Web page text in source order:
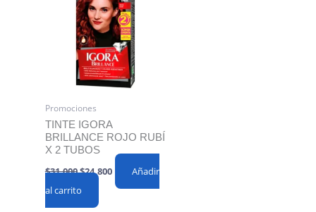
Promociones
TINTE IGORA
BRILLANCE ROJO RUBÍ
X 2 TUBOS
$31,000Original
price
was:
$31,000.
$24,800Current
price
is:
Añadir
al carrito